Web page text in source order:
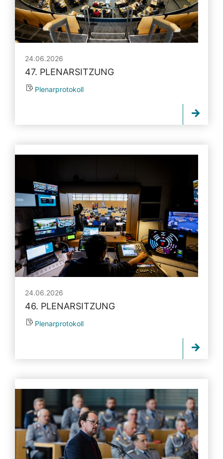
24.06.2026
47. PLENARSITZUNG
Plenarprotokoll
24.06.2026
46. PLENARSITZUNG
Plenarprotokoll